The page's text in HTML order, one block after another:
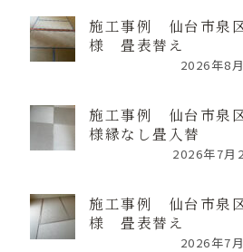
施工事例 仙台市泉
様 畳表替え
2026年8
施工事例 仙台市泉
様縁なし畳入替
2026年7月
施工事例 仙台市泉
様 畳表替え
2026年7